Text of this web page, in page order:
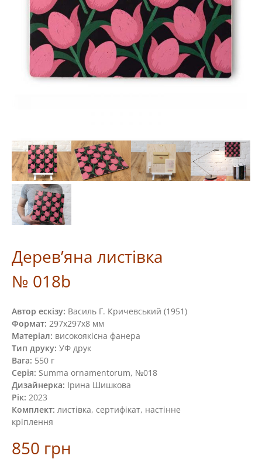
Дерев’яна листівка
№ 018b
Автор ескізу: Василь Г. Кричевський (1951)
Формат: 297х297х8 мм
Матеріал: високоякісна фанера
Тип друку: УФ друк
Вага: 550 г
Серія: Summa ornamentorum, №018
Дизайнерка: Ірина Шишкова
Рік: 2023
Комплект: листівка, сертифікат, настінне
кріплення
850 грн